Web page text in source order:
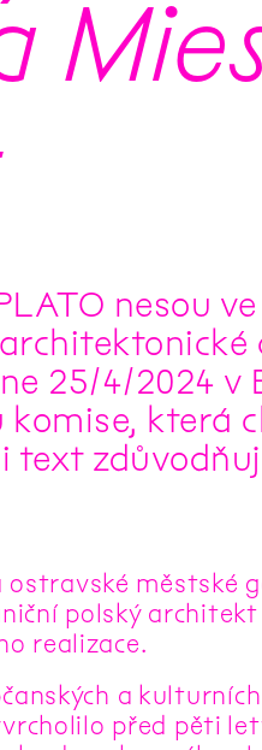
nesou
25/4/2024 v
která
text
městské
polský
realizace.
a
před pěti